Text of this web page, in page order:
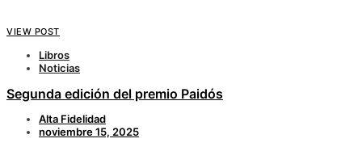
VIEW POST
Libros
Noticias
Segunda edición del premio Paidós
Alta Fidelidad
noviembre 15, 2025